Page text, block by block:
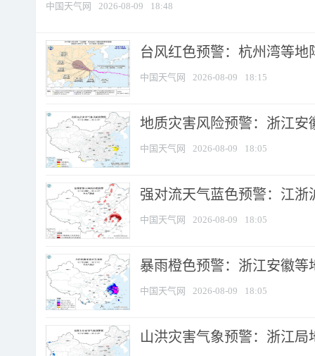
中国天气网 2026-08-09 18:48
台风红色预警：杭州湾等地
中国天气网 2026-08-09 18:15
地质灾害风险预警：浙江安
中国天气网 2026-08-09 18:05
强对流天气蓝色预警：江浙
中国天气网 2026-08-09 18:05
暴雨橙色预警：浙江安徽等
中国天气网 2026-08-09 18:05
山洪灾害气象预警：浙江